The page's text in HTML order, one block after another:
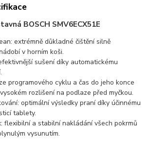
BOSCH SMV6ECX51E
extrémně důkladné čištění silně
v horním koši.
sušení díky automatickému
programového cyklu a čas do jeho konce
rozlišení na podlaze před myčkou.
optimální výsledky praní díky účinnému
tablety.
flexibilní a stabilní nakládání všech pokrmů
vysunutím.